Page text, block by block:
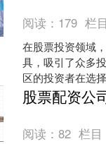
阅读： 179 栏
在股票投资领域
具，吸引了众多
区的投资者在选
临信息繁杂、真
在为南平地区的投
阅读：82 栏目